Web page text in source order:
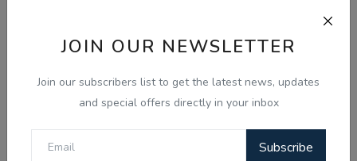
JOIN OUR NEWSLETTER
Join our subscribers list to get the latest news, updates
and special offers directly in your inbox
Subscribe
Aug 10, 2026
ਮੁੱਖ ਮੰਤਰੀ ਭਗਵੰਤ ਮਾਨ ਨੇ ਡੇਰਾ ਸੱਚਖੰਡ ਬੱਲਾਂ ਵਿਖੇ ਸ੍ਰੀ ਗੁਰੂ
ਰਵਿਦਾਸ ...